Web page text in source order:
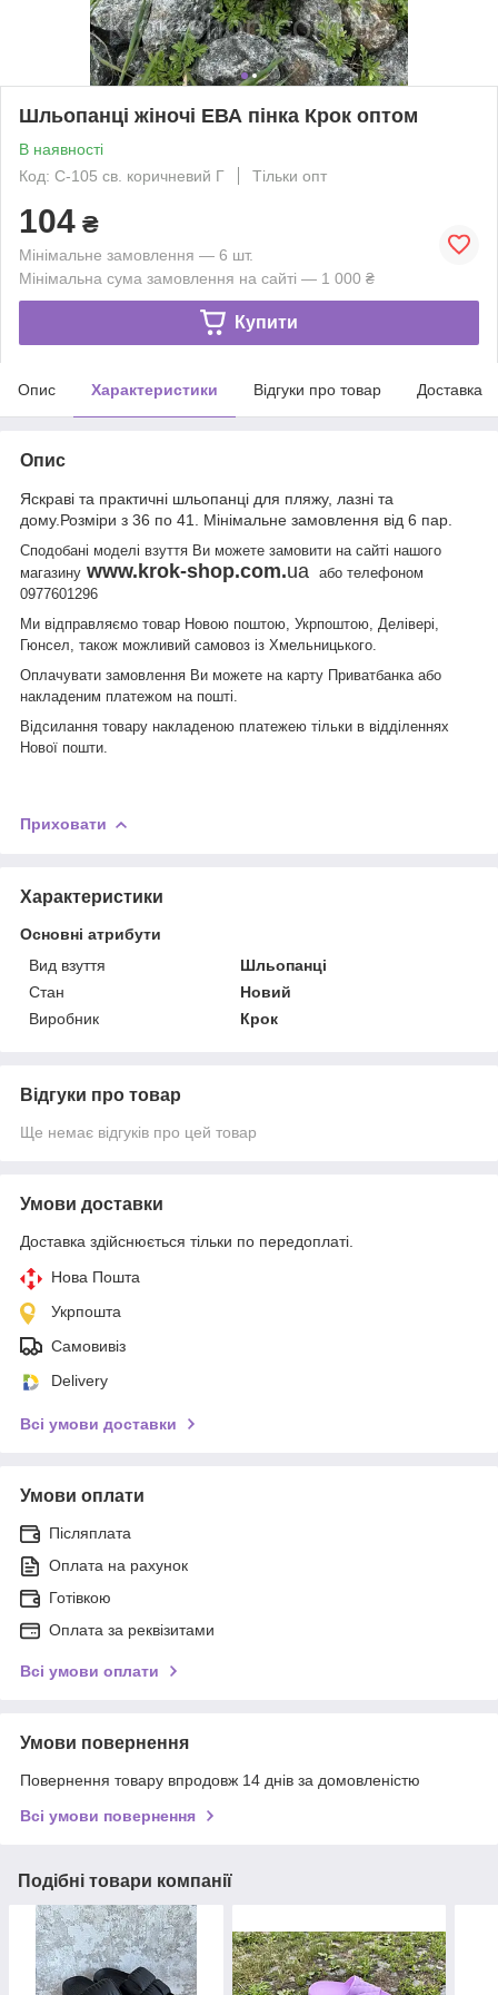
Шльопанці жіночі ЕВА пінка Крок оптом
В наявності
Код: С-105 св. коричневий Г
Тільки опт
104 ₴
Мінімальне замовлення — 6 шт.
Мінімальна сума замовлення на сайті — 1 000 ₴
Купити
Опис Характеристики Відгуки про товар Доставка
Опис
Яскраві та практичні шльопанці для пляжу, лазні та
дому.Розміри з 36 по 41. Мінімальне замовлення від 6 пар.
Сподобані моделі взуття Ви можете замовити на сайті нашого
магазину www.krok-shop.com.ua
або телефоном
0977601296
Ми відправляємо товар Новою поштою, Укрпоштою, Делівері,
Гюнсел, також можливий самовоз із Хмельницького.
Оплачувати замовлення Ви можете на карту Приватбанка або
накладеним платежом на пошті.
Відсилання товару накладеною платежею тільки в відділеннях
Нової пошти.
Приховати
Характеристики
Основні атрибути
Вид взуття
Шльопанці
Стан
Новий
Виробник
Крок
Відгуки про товар
Ще немає відгуків про цей товар
Умови доставки
Доставка здійснюється тільки по передоплаті.
Нова Пошта
Укрпошта
Самовивіз
Delivery
Всі умови доставки
Умови оплати
Післяплата
Оплата на рахунок
Готівкою
Оплата за реквізитами
Всі умови оплати
Умови повернення
Повернення товару впродовж 14 днів за домовленістю
Всі умови повернення
Подібні товари компанії